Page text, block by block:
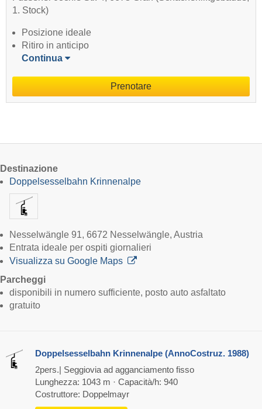
1. Stock)
Posizione ideale
Ritiro in anticipo
Continua
Prenotare
Destinazione
Doppelsesselbahn Krinnenalpe
Nesselwängle 91, 6672 Nesselwängle, Austria
Entrata ideale per ospiti giornalieri
Visualizza su Google Maps
Parcheggi
disponibili in numero sufficiente, posto auto asfaltato
gratuito
Doppelsesselbahn Krinnenalpe (AnnoCostruz. 1988)
2pers.| Seggiovia ad agganciamento fisso
Lunghezza: 1043 m · Capacità/h: 940
Costruttore: Doppelmayr